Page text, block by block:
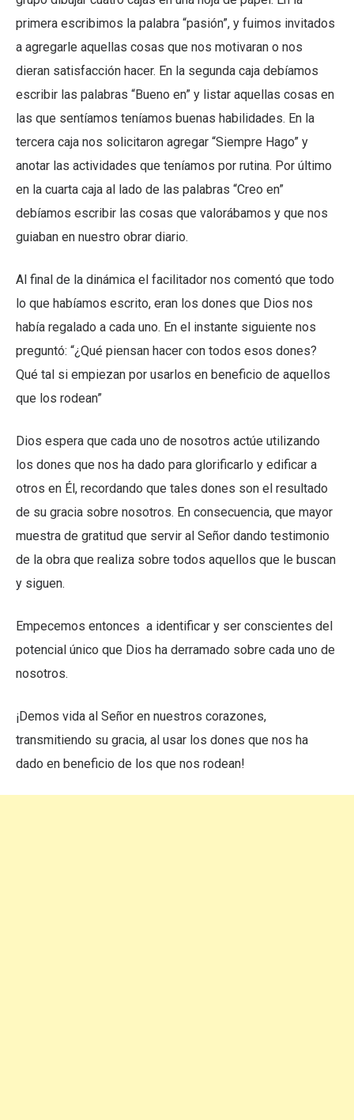
primera escribimos la palabra “pasión”, y fuimos invitados
a agregarle aquellas cosas que nos motivaran o nos
dieran satisfacción hacer. En la segunda caja debíamos
escribir las palabras “Bueno en” y listar aquellas cosas en
las que sentíamos teníamos buenas habilidades. En la
tercera caja nos solicitaron agregar “Siempre Hago” y
anotar las actividades que teníamos por rutina. Por último
en la cuarta caja al lado de las palabras “Creo en”
debíamos escribir las cosas que valorábamos y que nos
guiaban en nuestro obrar diario.
Al final de la dinámica el facilitador nos comentó que todo
lo que habíamos escrito, eran los dones que Dios nos
había regalado a cada uno. En el instante siguiente nos
preguntó: “¿Qué piensan hacer con todos esos dones?
Qué tal si empiezan por usarlos en beneficio de aquellos
que los rodean”
Dios espera que cada uno de nosotros actúe utilizando
los dones que nos ha dado para glorificarlo y edificar a
otros en Él, recordando que tales dones son el resultado
de su gracia sobre nosotros. En consecuencia, que mayor
muestra de gratitud que servir al Señor dando testimonio
de la obra que realiza sobre todos aquellos que le buscan
y siguen.
Empecemos entonces a identificar y ser conscientes del
potencial único que Dios ha derramado sobre cada uno de
nosotros.
¡Demos vida al Señor en nuestros corazones,
transmitiendo su gracia, al usar los dones que nos ha
dado en beneficio de los que nos rodean!